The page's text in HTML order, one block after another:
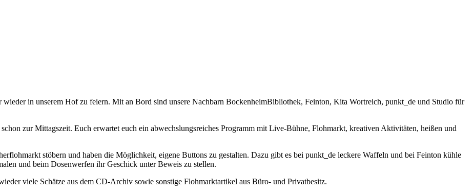
wieder in unserem Hof zu feiern. Mit an Bord sind unsere Nachbarn BockenheimBibliothek, Feinton, Kita Wortreich, punkt_de und Studio für
zur Mittagszeit. Euch erwartet euch ein abwechslungsreiches Programm mit Live-Bühne, Flohmarkt, kreativen Aktivitäten, heißen und
stöbern und haben die Möglichkeit, eigene Buttons zu gestalten. Dazu gibt es bei punkt_de leckere Waffeln und bei Feinton kühle
und beim Dosenwerfen ihr Geschick unter Beweis zu stellen.
viele Schätze aus dem CD-Archiv sowie sonstige Flohmarktartikel aus Büro- und Privatbesitz.